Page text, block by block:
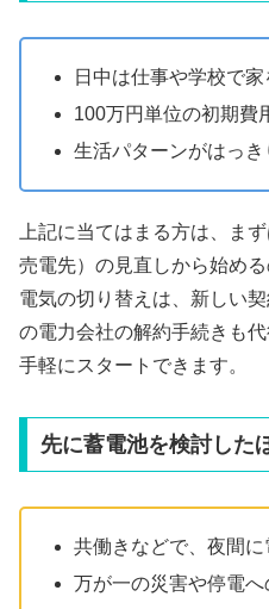
日中は仕事や学校で
100万円単位の初期費
生活パターンがはっき
上記に当てはまる方は、ま
売電先）の見直しから始める
電気の切り替えは、新しい
の電力会社の解約手続きも
手軽にスタートできます。
先に蓄電池を検討した
共働きなどで、夜間に
万が一の災害や停電